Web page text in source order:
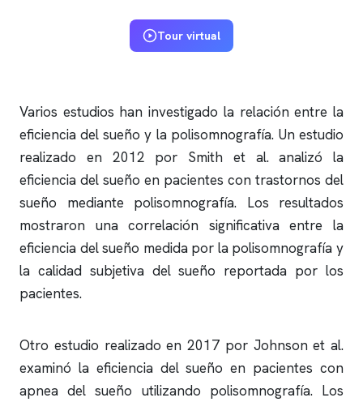
Tour virtual
Varios estudios han investigado la relación entre la
eficiencia del sueño y la polisomnografía. Un estudio
realizado en 2012 por Smith et al. analizó la
eficiencia del sueño en pacientes con trastornos del
sueño mediante polisomnografía. Los resultados
mostraron una correlación significativa entre la
eficiencia del sueño medida por la polisomnografía y
la calidad subjetiva del sueño reportada por los
pacientes.
Otro estudio realizado en 2017 por Johnson et al.
examinó la eficiencia del sueño en pacientes con
apnea del sueño utilizando polisomnografía. Los